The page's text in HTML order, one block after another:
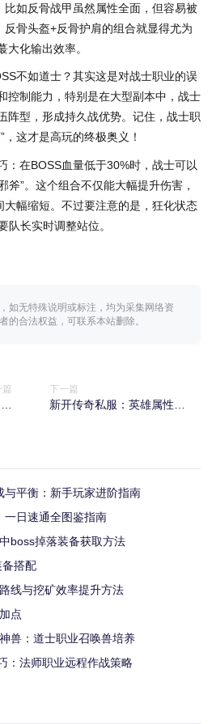
比如反骨战甲虽然属性全面，但容易被
骨头盔+反骨护肩的组合就显得尤为
大化输出效率。
不如道士？其实这是对战士职业的误
控制能力，特别是在大型副本中，战士
阵型，形成持久战优势。记住，战士职
这才是高玩的终极奥义！
：在BOSS血量低于30%时，战士可以
斧”。这个组合不仅能大幅提升伤害，
幅缩短。不过要注意的是，狂化状态
队长实时调整站位。
如无特殊说明或标注，均为采集网络资
的合法权益，可联系本站删除。
篇 下一篇
新开传奇私服：英雄属性全
平衡：新手玩家进阶指南
一日速通全图鉴指南
boss掉落装备获取方法
搭配
线与挖矿效率提升方法
点
兽：道士职业召唤兽培养
：法师职业远程作战策略